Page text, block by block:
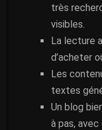
très
visibles.
La lecture
d’acheter
Les
textes
Un blog
à pas,